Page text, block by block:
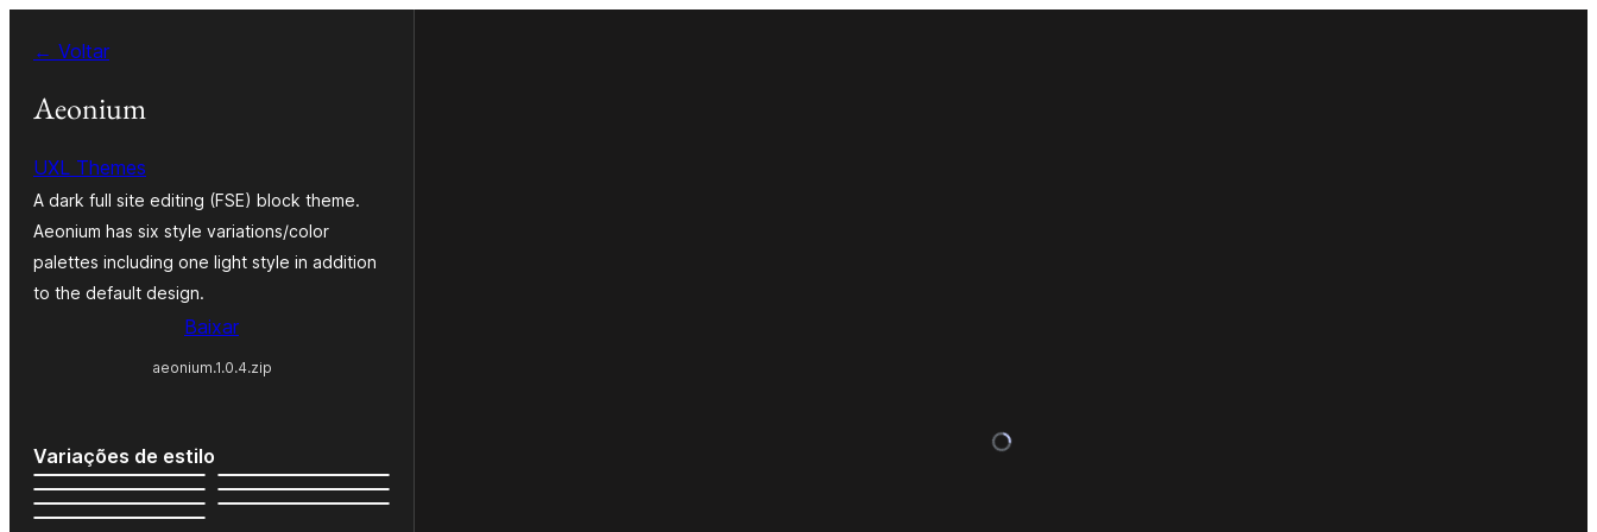
para← Voltar
Aeonium
UXL Themes
A dark full site editing (FSE) block theme.
Aeonium has six style variations/color
palettes including one light style in addition
to the default design.
Baixar
aeonium.1.0.4.zip
Variações de estilo